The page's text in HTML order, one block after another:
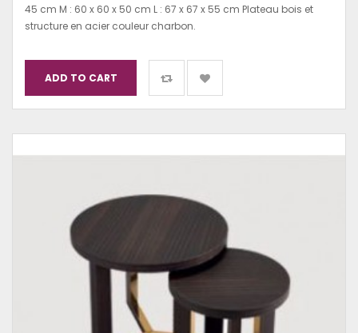
45 cm M : 60 x 60 x 50 cm L : 67 x 67 x 55 cm Plateau bois et
structure en acier couleur charbon.
ADD TO CART